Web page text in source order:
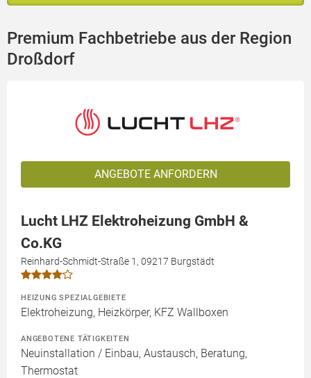
Premium Fachbetriebe aus der Region
Droßdorf
ANGEBOTE ANFORDERN
Lucht LHZ Elektroheizung GmbH &
Co.KG
Reinhard-Schmidt-Straße 1, 09217 Burgstädt
HEIZUNG SPEZIALGEBIETE
Elektroheizung, Heizkörper, KFZ Wallboxen
ANGEBOTENE TÄTIGKEITEN
Neuinstallation / Einbau, Austausch, Beratung,
Thermostat